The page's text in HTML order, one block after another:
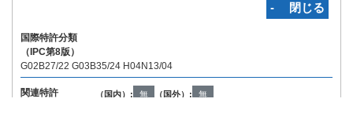
‐ 閉じる
国際特許分類
（IPC第8版）
G02B27/22 G03B35/24 H04N13/04
関連特許 （国内）: 無 （国外）: 無